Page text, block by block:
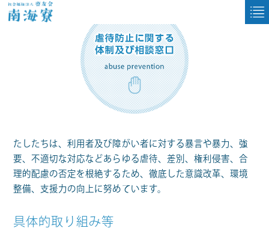
たしたちは、利用者及び障がい者に対する暴言や暴力、強
要、不適切な対応などあらゆる虐待、差別、権利侵害、合
理的配慮の否定を根絶するため、徹底した意識改革、環境
整備、支援力の向上に努めています。
具体的取り組み等